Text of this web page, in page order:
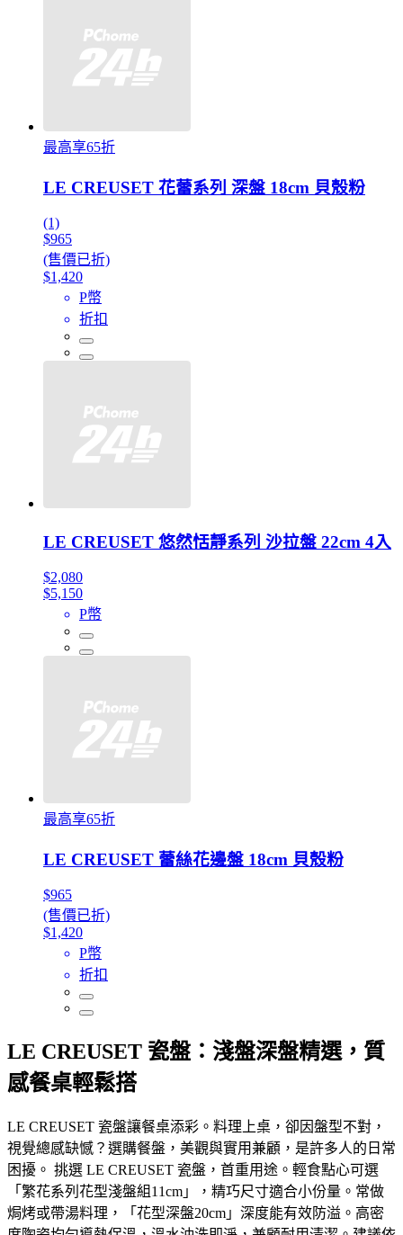
最高享65折
LE CREUSET 花蕾系列 深盤 18cm 貝殼粉
(1)
$965
(售價已折)
$1,420
P幣
折扣
LE CREUSET 悠然恬靜系列 沙拉盤 22cm 4入
$2,080
$5,150
P幣
最高享65折
LE CREUSET 蕾絲花邊盤 18cm 貝殼粉
$965
(售價已折)
$1,420
P幣
折扣
LE CREUSET 瓷盤：淺盤深盤精選，質
感餐桌輕鬆搭
LE CREUSET 瓷盤讓餐桌添彩。料理上桌，卻因盤型不對，
視覺總感缺憾？選購餐盤，美觀與實用兼顧，是許多人的日常
困擾。 挑選 LE CREUSET 瓷盤，首重用途。輕食點心可選
「繁花系列花型淺盤組11cm」，精巧尺寸適合小份量。常做
焗烤或帶湯料理，「花型深盤20cm」深度能有效防溢。高密